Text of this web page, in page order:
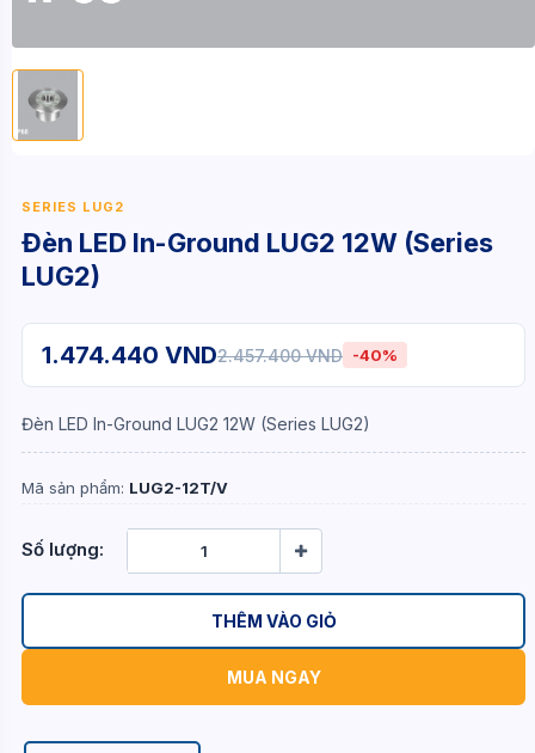
SERIES LUG2
Đèn LED In-Ground LUG2 12W (Series
LUG2)
1.474.440 VND2.457.400 VND -40%
Đèn LED In-Ground LUG2 12W (Series LUG2)
Mã sản phẩm: LUG2-12T/V
Số lượng:
THÊM VÀO GIỎ
MUA NGAY